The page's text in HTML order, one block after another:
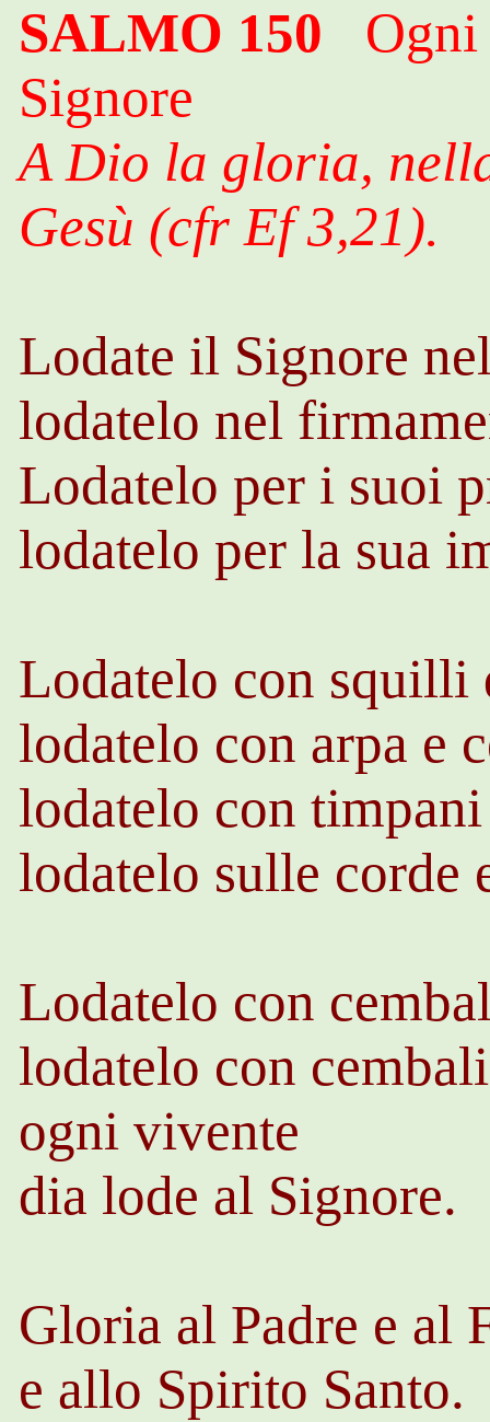
SALMO 150
Signore
A Dio la gloria,
Gesù (cfr Ef3,21).
Lodate il Signore
lodatelo nel
Lodatelo per i suoi
lodatelo per la sua
Lodatelo con
lodatelo con arpa e
lodatelo con
lodatelo sulle
Lodatelo con
lodatelo con
ogni vivente
dia lode al Signore.
Gloria al Padre e
e allo Spirito Santo.